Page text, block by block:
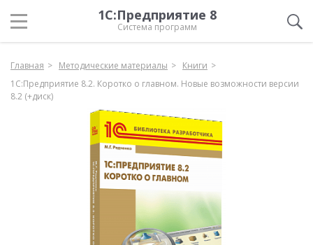
1С:Предприятие 8
Система программ
Главная Методические материалы
Книги
1С:Предприятие 8.2. Коротко о главном. Новые возможности версии
8.2 (+диск)